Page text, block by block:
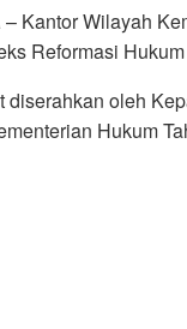
– Kantor Wilayah
Reformasi
diserahkan oleh
Hukum